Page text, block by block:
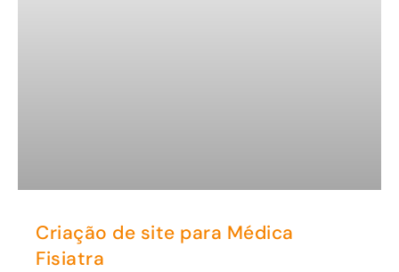
Criação de site para Médica
Fisiatra